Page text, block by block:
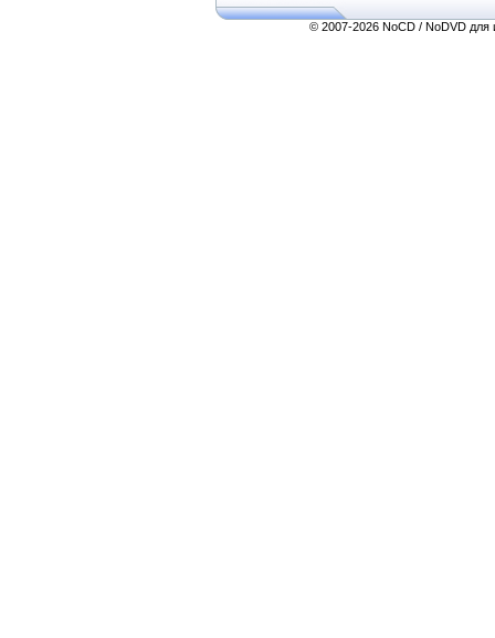
© 2007-2026 NoCD / NoDVD для